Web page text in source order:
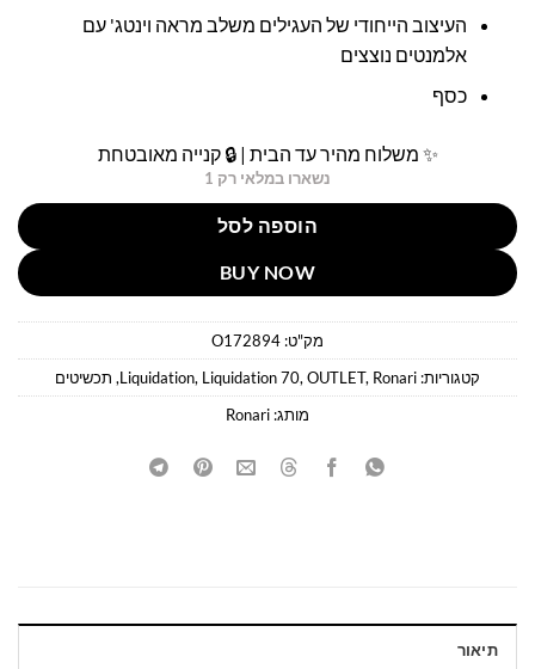
העיצוב הייחודי של העגילים משלב מראה וינטג' עם
אלמנטים נוצצים
כסף
✨ משלוח מהיר עד הבית | 🔒 קנייה מאובטחת
נשארו במלאי רק 1
הוספה לסל
BUY NOW
מק"ט: O172894
קטגוריות:
Liquidation, Liquidation 70, OUTLET, Ronari
, תכשיטים
מותג: Ronari
תיאור